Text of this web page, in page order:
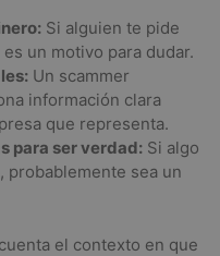
Si alguien te pide
un motivo para dudar.
Un scammer
información clara
que representa.
para ser verdad: Si algo
probablemente sea un
el contexto en que